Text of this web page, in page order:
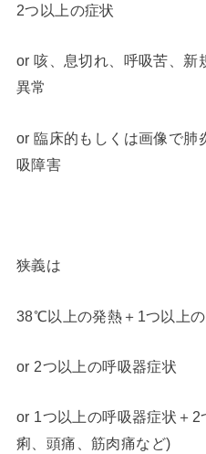
2つ以上の症状
or 咳、息切れ、呼吸苦、新
異常
or 臨床的もしくは画像で
吸障害
狭義は
38℃以上の発熱＋1つ以上
or 2つ以上の呼吸器症状
or 1つ以上の呼吸器症状＋
痢、頭痛、筋肉痛など)